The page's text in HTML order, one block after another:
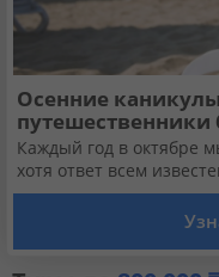
Осенние
путешественники
Каждый год в октябре
хотя ответ всем